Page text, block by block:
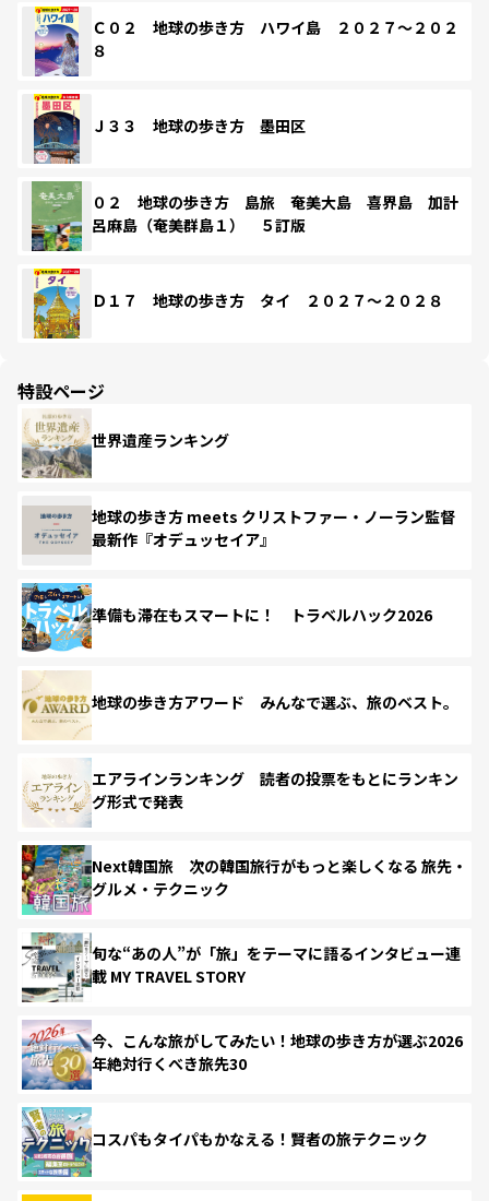
Ｃ０２ 地球の歩き方 ハワイ島 ２０２７～２０２
８
Ｊ３３ 地球の歩き方 墨田区
０２ 地球の歩き方 島旅 奄美大島 喜界島 加計
呂麻島（奄美群島１） ５訂版
Ｄ１７ 地球の歩き方 タイ ２０２７～２０２８
特設ページ
世界遺産ランキング
地球の歩き方 meets クリストファー・ノーラン監督
最新作『オデュッセイア』
準備も滞在もスマートに！ トラベルハック2026
地球の歩き方アワード みんなで選ぶ、旅のベスト。
エアラインランキング 読者の投票をもとにランキン
グ形式で発表
Next韓国旅 次の韓国旅行がもっと楽しくなる 旅先・
グルメ・テクニック
旬な“あの人”が「旅」をテーマに語るインタビュー連
載 MY TRAVEL STORY
今、こんな旅がしてみたい！地球の歩き方が選ぶ2026
年絶対行くべき旅先30
コスパもタイパもかなえる！賢者の旅テクニック